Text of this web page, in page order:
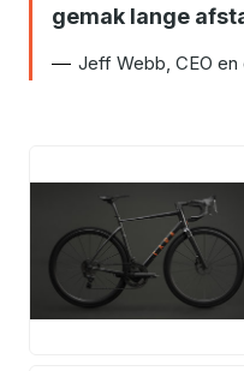
gemak lange
Jeff Webb, CEO